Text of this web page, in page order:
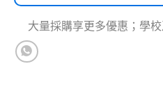
大量採購享更多優惠；學